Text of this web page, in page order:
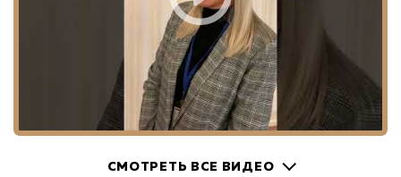
СМОТРЕТЬ ВСЕ ВИДЕО